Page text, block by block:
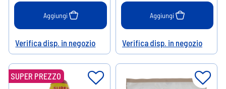
Aggiungi
Help
Verifica disp. in negozio
Aggiungi
Help
Verifica disp. in negozio
SUPER PREZZO